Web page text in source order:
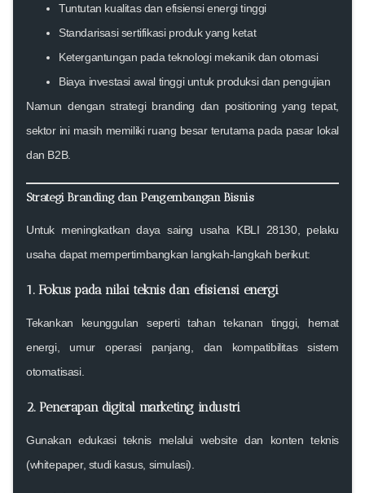
Tuntutan kualitas dan efisiensi energi tinggi
Standarisasi sertifikasi produk yang ketat
Ketergantungan pada teknologi mekanik dan otomasi
Biaya investasi awal tinggi untuk produksi dan pengujian
Namun dengan strategi branding dan positioning yang tepat,
sektor ini masih memiliki ruang besar terutama pada pasar lokal
dan B2B.
Strategi Branding dan Pengembangan Bisnis
Untuk meningkatkan daya saing usaha KBLI 28130, pelaku
usaha dapat mempertimbangkan langkah-langkah berikut:
1. Fokus pada nilai teknis dan efisiensi energi
Tekankan keunggulan seperti tahan tekanan tinggi, hemat
energi, umur operasi panjang, dan kompatibilitas sistem
otomatisasi.
2. Penerapan digital marketing industri
Gunakan edukasi teknis melalui website dan konten teknis
(whitepaper, studi kasus, simulasi).